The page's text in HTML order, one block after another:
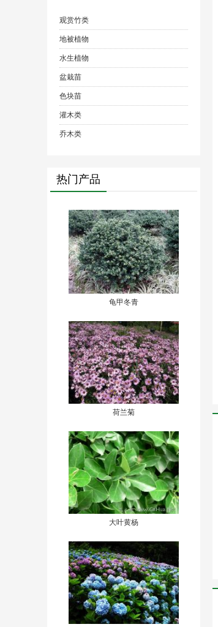
观赏竹类
地被植物
水生植物
盆栽苗
色块苗
灌木类
乔木类
热门产品
龟甲冬青
荷兰菊
大叶黄杨